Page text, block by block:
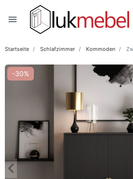
menu
Startseite Schlafzimmer Kommoden
-30%
Zurück
keyboard_arrow_left